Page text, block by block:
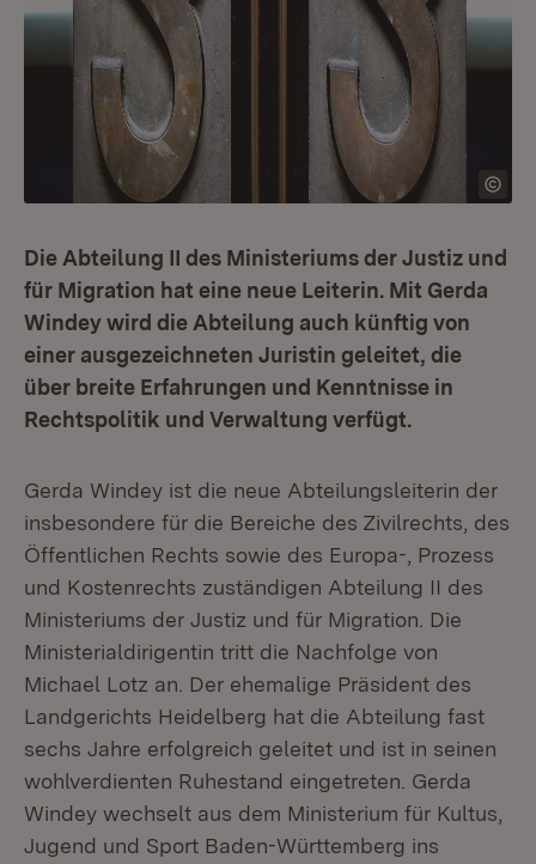
Die Abteilung II des Ministeriums der Justiz und
für Migration hat eine neue Leiterin. Mit Gerda
Windey wird die Abteilung auch künftig von
einer ausgezeichneten Juristin geleitet, die
über breite Erfahrungen und Kenntnisse in
Rechtspolitik und Verwaltung verfügt.
Gerda Windey ist die neue Abteilungsleiterin der
insbesondere für die Bereiche des Zivilrechts, des
Öffentlichen Rechts sowie des Europa-, Prozess
und Kostenrechts zuständigen Abteilung II des
Ministeriums der Justiz und für Migration. Die
Ministerialdirigentin tritt die Nachfolge von
Michael Lotz an. Der ehemalige Präsident des
Landgerichts Heidelberg hat die Abteilung fast
sechs Jahre erfolgreich geleitet und ist in seinen
wohlverdienten Ruhestand eingetreten. Gerda
Windey wechselt aus dem Ministerium für Kultus,
Jugend und Sport Baden-Württemberg ins